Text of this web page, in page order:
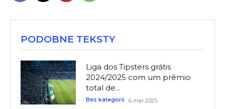
PODOBNE TEKSTY
Liga dos Tipsters grátis
2024/2025 com um prêmio
total de...
Bez kategorii 6 mar 2025